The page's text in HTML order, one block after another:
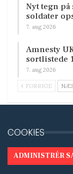
Nyt tegn
soldater
7. aug 2026
Amnesty
sortlistede
7. aug 2026
FORRIGE
COOKIES
ADMINISTRÉR